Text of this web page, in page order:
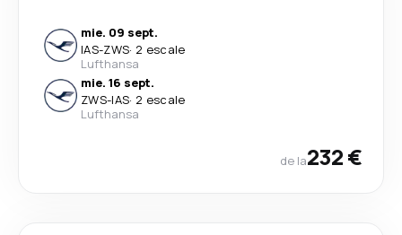
mie. 09 sept.
IAS-ZWS· 2 escale
Lufthansa
mie. 16 sept.
ZWS-IAS· 2 escale
Lufthansa
de la232 €